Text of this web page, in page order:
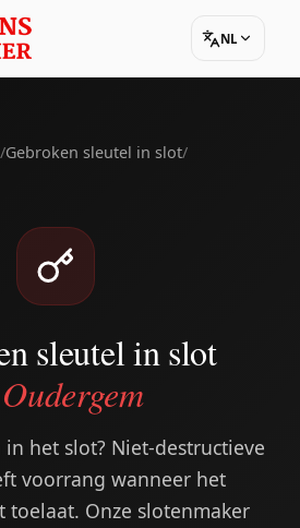
NL
/Gebroken sleutel in slot/
sleutel in slot
het slot? Niet-destructieve
voorrang wanneer het
toelaat. Onze slotenmaker